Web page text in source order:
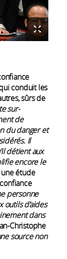
conduit les
sûrs de
sur-
de
du danger et
Il
détient aux
encore le
étude
personne
d’aides
dans
Christophe
source non